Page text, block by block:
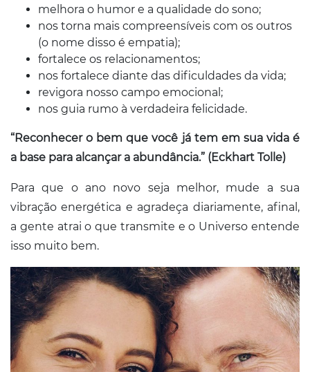
melhora o humor e a qualidade do sono;
nos torna mais compreensíveis com os outros
(o nome disso é empatia);
fortalece os relacionamentos;
nos fortalece diante das dificuldades da vida;
revigora nosso campo emocional;
nos guia rumo à verdadeira felicidade.
“Reconhecer o bem que você já tem em sua vida é
a base para alcançar a abundância.” (Eckhart Tolle)
Para que o ano novo seja melhor, mude a sua
vibração energética e agradeça diariamente, afinal,
a gente atrai o que transmite e o Universo entende
isso muito bem.